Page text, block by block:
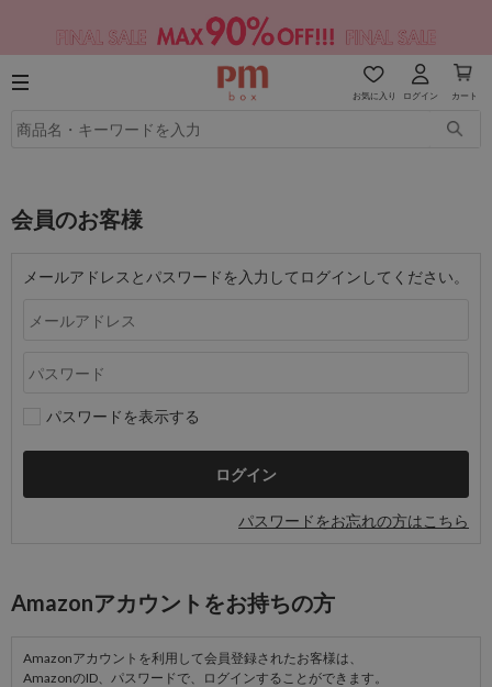
お気に入り ログイン カート
会員のお客様
メールアドレスとパスワードを入力してログインしてください。
パスワードを表示する
パスワードをお忘れの方はこちら
Amazonアカウントをお持ちの方
Amazonアカウントを利用して会員登録されたお客様は、
AmazonのID、パスワードで、ログインすることができます。